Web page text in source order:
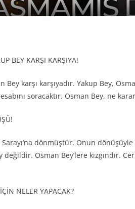
BEY KARŞI KARŞIYA!
Bey karşı karşıyadır. Yakup Bey,
soracaktır. Osman Bey, ne
dönmüştür. Onun
değildir. Osman Bey’lere kızgındır.
NELER YAPACAK?